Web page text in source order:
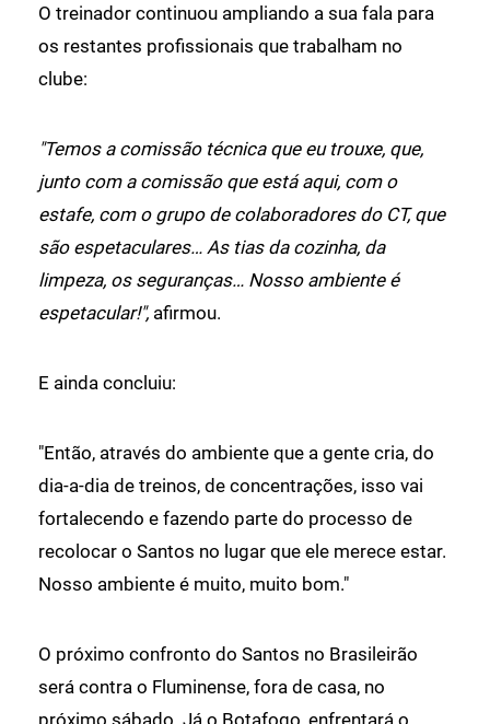
O treinador continuou ampliando a sua fala para
os restantes profissionais que trabalham no
clube:
"Temos a comissão técnica que eu trouxe, que,
junto com a comissão que está aqui, com o
estafe, com o grupo de colaboradores do CT, que
são espetaculares… As tias da cozinha, da
limpeza, os seguranças… Nosso ambiente é
espetacular!", afirmou.
E ainda concluiu:
"Então, através do ambiente que a gente cria, do
dia-a-dia de treinos, de concentrações, isso vai
fortalecendo e fazendo parte do processo de
recolocar o Santos no lugar que ele merece estar.
Nosso ambiente é muito, muito bom."
O próximo confronto do Santos no Brasileirão
será contra o Fluminense, fora de casa, no
próximo sábado. Já o Botafogo, enfrentará o